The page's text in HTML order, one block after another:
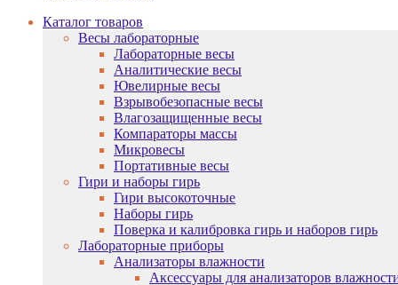
Каталог товаров
Весы лабораторные
Лабораторные весы
Аналитические весы
Ювелирные весы
Взрывобезопасные весы
Влагозащищенные весы
Компараторы массы
Микровесы
Портативные весы
Гири и наборы гирь
Гири высокоточные
Наборы гирь
Поверка и калибровка гирь и наборов гирь
Лабораторные приборы
Анализаторы влажности
Аксессуары для анализаторов